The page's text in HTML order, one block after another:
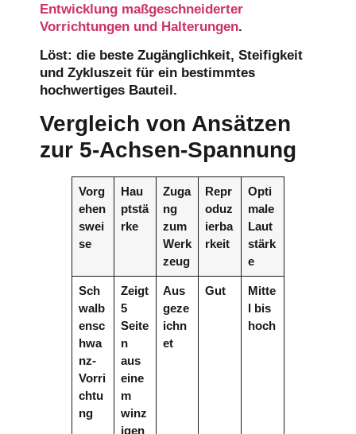
Entwicklung maßgeschneiderter
Vorrichtungen und Halterungen.
Löst: die beste Zugänglichkeit, Steifigkeit
und Zykluszeit für ein bestimmtes
hochwertiges Bauteil.
Vergleich von Ansätzen
zur 5-Achsen-Spannung
Vorg
ehen
swei
se
Hau
ptstä
rke
Zuga
ng
zum
Werk
zeug
Repr
oduz
ierba
rkeit
Opti
male
Laut
stärk
e
Sch
walb
ensc
hwa
nz-
Vorri
chtu
ng
Zeigt
5
Seite
n
aus
eine
m
winz
igen
Aus
geze
ichn
et
Gut
Mitte
l bis
hoch